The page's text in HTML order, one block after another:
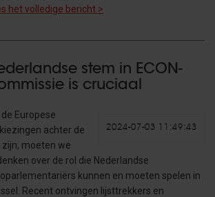
het volledige bericht >
stem in ECON-
is cruciaal
2024-07-03 11:49:43
de Europese
achter de
zijn, moeten we
over de rol die Nederlandse
kunnen en moeten spelen in
Recent ontvingen lijsttrekkers en